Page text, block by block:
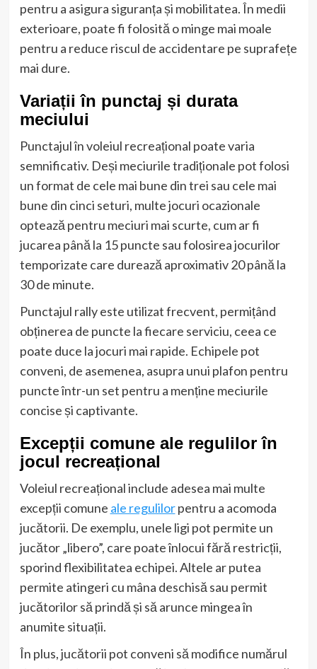
pentru a asigura siguranța și mobilitatea. În medii
exterioare, poate fi folosită o minge mai moale
pentru a reduce riscul de accidentare pe suprafețe
mai dure.
Variații în punctaj și durata
meciului
Punctajul în voleiul recreațional poate varia
semnificativ. Deși meciurile tradiționale pot folosi
un format de cele mai bune din trei sau cele mai
bune din cinci seturi, multe jocuri ocazionale
optează pentru meciuri mai scurte, cum ar fi
jucarea până la 15 puncte sau folosirea jocurilor
temporizate care durează aproximativ 20 până la
30 de minute.
Punctajul rally este utilizat frecvent, permițând
obținerea de puncte la fiecare serviciu, ceea ce
poate duce la jocuri mai rapide. Echipele pot
conveni, de asemenea, asupra unui plafon pentru
puncte într-un set pentru a menține meciurile
concise și captivante.
Excepții comune ale regulilor în
jocul recreațional
Voleiul recreațional include adesea mai multe
excepții comune ale regulilorpentru a acomoda
jucătorii. De exemplu, unele ligi pot permite un
jucător „libero”, care poate înlocui fără restricții,
sporind flexibilitatea echipei. Altele ar putea
permite atingeri cu mâna deschisă sau permit
jucătorilor să prindă și să arunce mingea în
anumite situații.
În plus, jucătorii pot conveni să modifice numărul